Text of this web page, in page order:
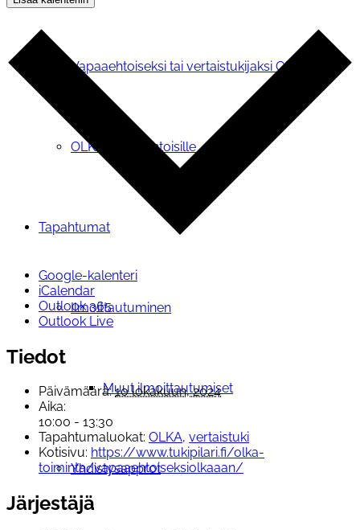
Vapaaehtoiseksi tai vertaistukijaksi OLKAan
OLKA vapaaehtoisille
Tapahtumat
Ilmoittautuminen
Muut ilmoittautumiset
Yhdistysapprot
Google-kalenteri
iCalendar
Outlook 365
Outlook Live
Tiedot
Päivämäärä: 10 lokakuun, 2024
Aika:
10:00 - 13:30
Tapahtumaluokat: OLKA, vertaistuki
Kotisivu: https://www.tukipilari.fi/olka-
toiminta/vapaaehtoiseksiolkaaan/
Järjestäjä